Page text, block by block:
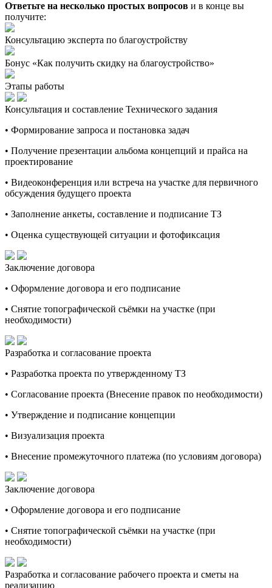
Ответьте на несколько простых вопросов и в конце вы
получите:
Консультацию эксперта по благоустройству
Бонус «Как получить скидку на благоустройство»
Этапы работы
Консультация и составление Технического задания
• Формирование запроса и постановка задач
• Получение презентации альбома концепций и прайса на
проектирование
• Видеоконференция или встреча на участке для первичного
обсуждения будущего проекта
• Заполнение анкеты, составление и подписание ТЗ
• Оценка существующей ситуации и фотофиксация
Заключение договора
• Оформление договора и его подписание
• Снятие топографической съёмки на участке (при
необходимости)
Разработка и согласование проекта
• Разработка проекта по утвержденному ТЗ
• Согласование проекта (Внесение правок по необходимости)
• Утверждение и подписание концепции
• Визуализация проекта
• Внесение промежуточного платежа (по условиям договора)
Заключение договора
• Оформление договора и его подписание
• Снятие топографической съёмки на участке (при
необходимости)
Разработка и согласование рабочего проекта и сметы на
реализацию